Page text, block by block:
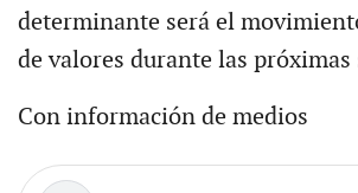
determinante será el
de valores durante las próximas
Con información de medios